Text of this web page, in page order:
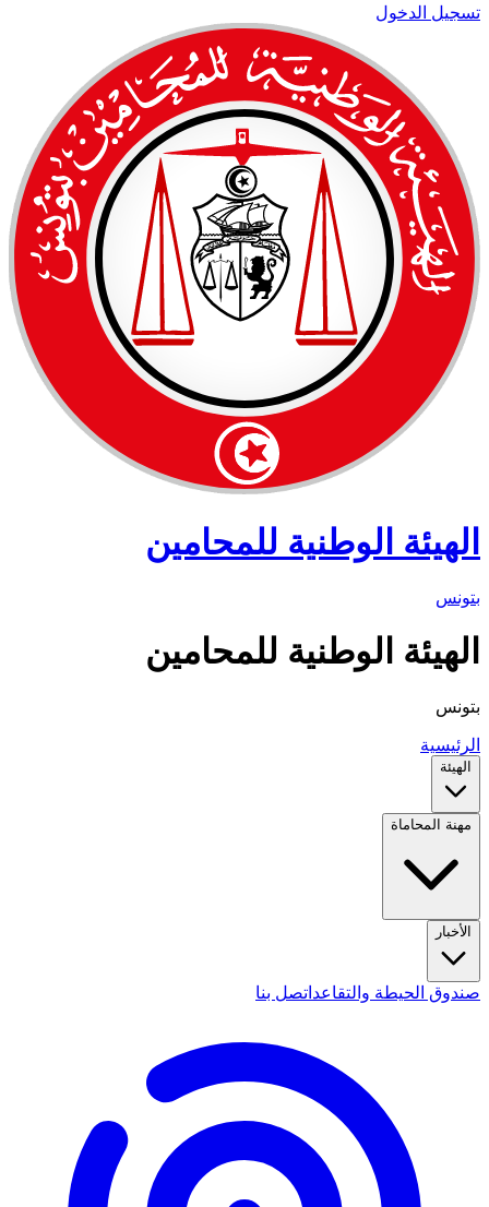
تسجيل الدخول
الهيئة الوطنية للمحامين
بتونس
الهيئة الوطنية للمحامين
بتونس
الرئيسية
الهيئة
مهنة المحاماة
الأخبار
صندوق الحيطة والتقاعد اتصل بنا